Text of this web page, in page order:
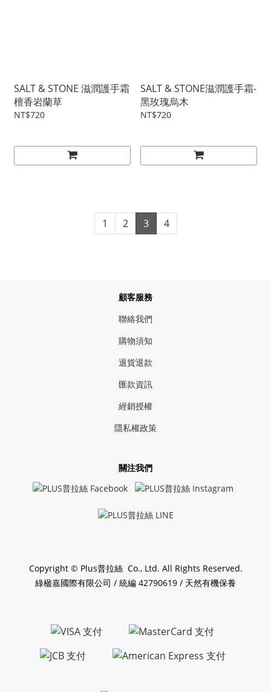
SALT & STONE 滋潤護手霜
檀香岩蘭草
NT$720
SALT & STONE滋潤護手霜-
黑玫瑰烏木
NT$720
1 2 3 4
顧客服務
聯絡我們
購物須知
退貨退款
匯款資訊
經銷授權
隱私權政策
關注我們
Copyright © Plus普拉絲 Co., Ltd. All Rights Reserved.
綠楹嘉國際有限公司 / 統編 42790619 / 天然有機保養